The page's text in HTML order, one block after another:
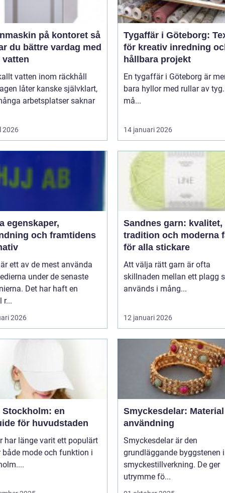
på kontoret så
du bättre vardag med
vatten inom räckhåll
låter kanske självklart,
arbetsplatser saknar
2026
Tygaffär i Göteborg:
för kreativ inredning
hållbara projekt
En tygaffär i Göteborg är
bara hyllor med rullar av
må...
14 januari 2026
och framtidens
ett av de mest använda
under de senaste
Det har haft en
r...
2026
Sandnes garn: kvalitet,
tradition och moderna
för alla stickare
Att välja rätt garn är ofta
skillnaden mellan ett plagg
används i mång...
12 januari 2026
Stockholm: en
för huvudstaden
har länge varit ett populärt
både mode och funktion i
Smyckesdelar:
användning
Smyckesdelar är den
grundläggande byggstenen i
smyckestillverkning. De ger
utrymme fö...